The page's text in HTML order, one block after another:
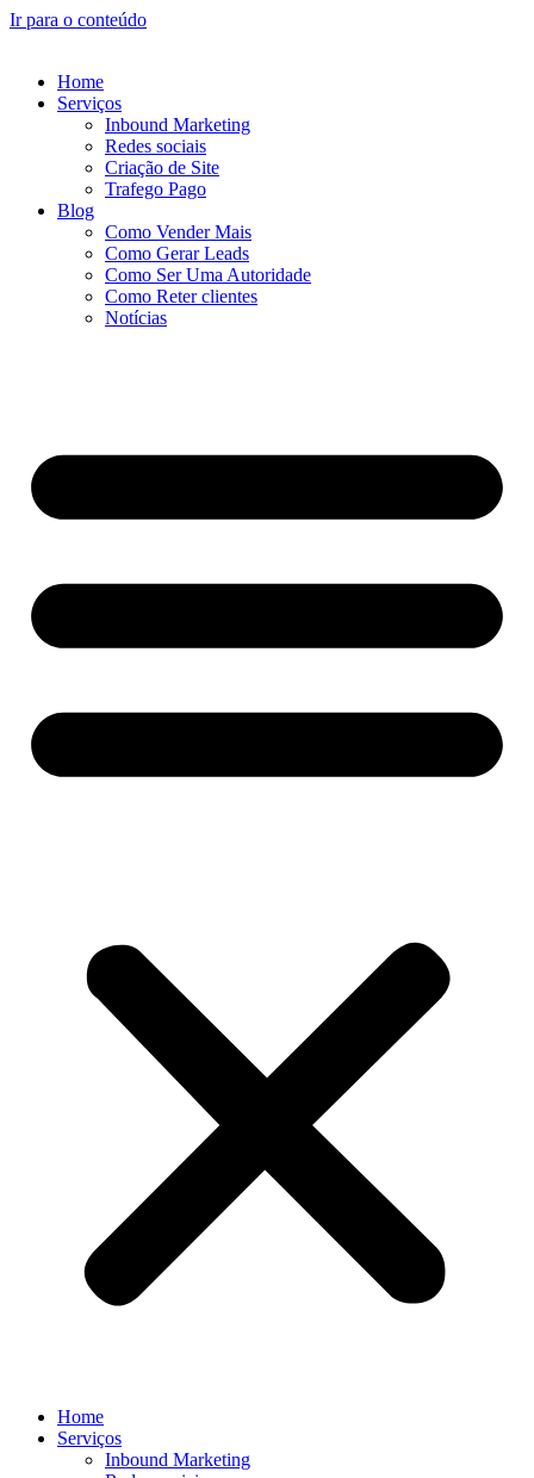
Ir para o conteúdo
Home
Serviços
Inbound Marketing
Redes sociais
Criação de Site
Trafego Pago
Blog
Como Vender Mais
Como Gerar Leads
Como Ser Uma Autoridade
Como Reter clientes
Notícias
Home
Serviços
Inbound Marketing